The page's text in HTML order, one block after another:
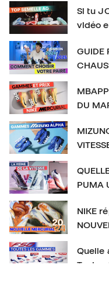
https://
https://www.tiktok.com/
football :
Si tu
vidéo
GUIDE
DU
PUMA
NIKE
Quelle
Toutes